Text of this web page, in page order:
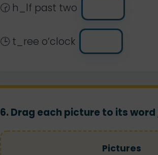
🕝 h_lf past two
🕒 t_ree o’clock
6. Drag each picture to its
Pictures